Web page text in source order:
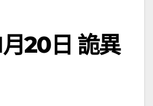
月20日 詭異